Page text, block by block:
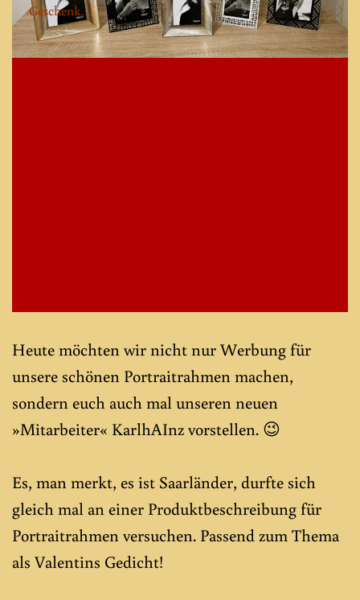
Geschenk…
Heute möchten wir nicht nur Werbung für
unsere schönen Portraitrahmen machen,
sondern euch auch mal unseren neuen
»Mitarbeiter« KarlhAInzvorstellen. 😉
Es, man merkt, es ist Saarländer, durfte sich
gleich mal an einer Produktbeschreibung für
Portraitrahmen versuchen. Passend zum Thema
als Valentins Gedicht!